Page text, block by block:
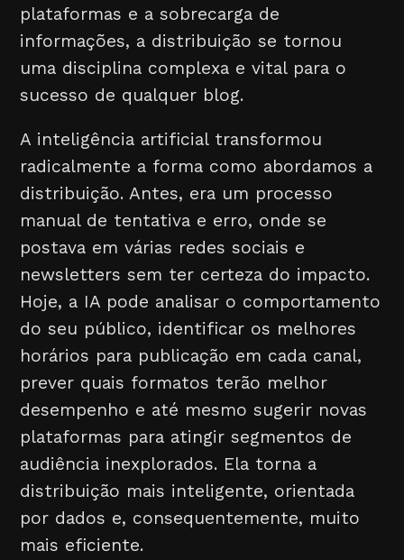
plataformas e a sobrecarga de
informações, a distribuição se tornou
uma disciplina complexa e vital para o
sucesso de qualquer blog.
A inteligência artificial transformou
radicalmente a forma como abordamos a
distribuição. Antes, era um processo
manual de tentativa e erro, onde se
postava em várias redes sociais e
newsletters sem ter certeza do impacto.
Hoje, a IA pode analisar o comportamento
do seu público, identificar os melhores
horários para publicação em cada canal,
prever quais formatos terão melhor
desempenho e até mesmo sugerir novas
plataformas para atingir segmentos de
audiência inexplorados. Ela torna a
distribuição mais inteligente, orientada
por dados e, consequentemente, muito
mais eficiente.